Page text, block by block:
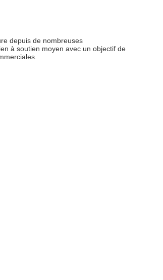
depuis de nombreuses
à soutien moyen avec un objectif de